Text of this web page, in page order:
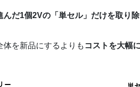
だ1個2Vの「単セル」だけを取り
体を新品にするよりも コストを大幅